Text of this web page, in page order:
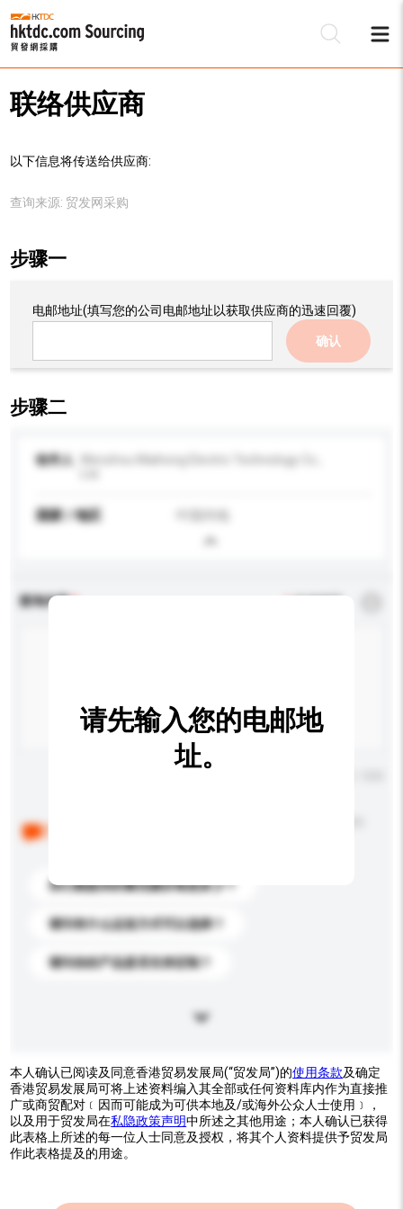
联络供应商
以下信息将传送给供应商:
查询来源: 贸发网采购
步骤一
电邮地址(填写您的公司电邮地址以获取供应商的迅速回覆)
确认
步骤二
收件人
国家 / 地区
查询内容
你们能提供的最优惠价格是多少？
请问有什么运送方式可以选择？
请问你的产品是否支持定制？
请先输入您的电邮地
址。
本人确认已阅读及同意香港贸易发展局(“贸发局”)的使用条款及确定
香港贸易发展局可将上述资料编入其全部或任何资料库内作为直接推
广或商贸配对﹝因而可能成为可供本地及/或海外公众人士使用﹞，
以及用于贸发局在私隐政策声明中所述之其他用途；本人确认已获得
此表格上所述的每一位人士同意及授权，将其个人资料提供予贸发局
作此表格提及的用途。